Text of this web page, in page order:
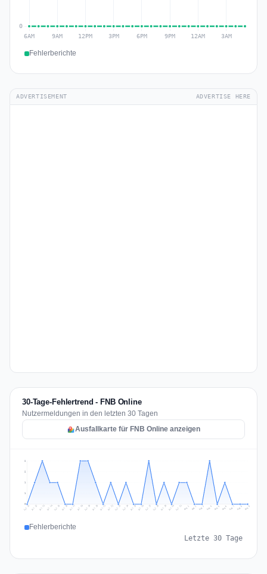
Fehlerberichte
ADVERTISEMENT ADVERTISE HERE
30-Tage-Fehlertrend - FNB Online
Nutzermeldungen in den letzten 30 Tagen
Ausfallkarte für FNB Online anzeigen
1
1
2
2
Jul 11 Jul 12 Jul 13 Jul 14 Jul 15 Jul 16 Jul 17 Jul 18 Jul 19 Jul 20 Jul 21 Jul 22 Jul 23 Jul 24 Jul 25 Jul 26 Jul 27 Jul 28 Jul 29 Jul 30 Jul 31 Aug 1 Aug 2 Aug 3 Aug 4 Aug 5 Aug 6 Aug 7 Aug 8 Aug 9
Fehlerberichte
Letzte 30 Tage